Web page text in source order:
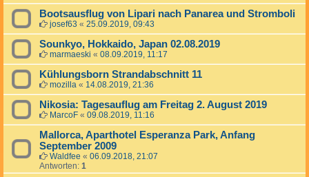
Bootsausflug von Lipari nach Panarea und Stromboli
josef63 « 25.09.2019, 09:43
Sounkyo, Hokkaido, Japan 02.08.2019
marmaeski « 08.09.2019, 11:17
Kühlungsborn Strandabschnitt 11
mozilla « 14.08.2019, 21:36
Nikosia: Tagesauflug am Freitag 2. August 2019
MarcoF « 09.08.2019, 11:16
Mallorca, Aparthotel Esperanza Park, Anfang
September 2009
Waldfee « 06.09.2018, 21:07
Antworten: 1